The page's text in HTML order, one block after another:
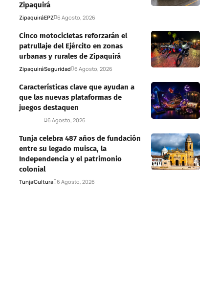
Zipaquirá
ZipaquiráEPZ 6 Agosto, 2026
Cinco motocicletas reforzarán el
patrullaje del Ejército en zonas
urbanas y rurales de Zipaquirá
ZipaquiráSeguridad 6 Agosto, 2026
Características clave que ayudan a
que las nuevas plataformas de
juegos destaquen
6 Agosto, 2026
Tunja celebra 487 años de fundación
entre su legado muisca, la
Independencia y el patrimonio
colonial
TunjaCultura 6 Agosto, 2026